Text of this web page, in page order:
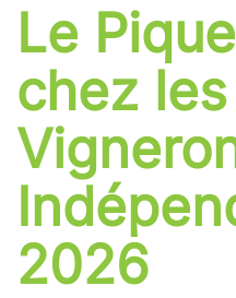
Le
chez les
2026